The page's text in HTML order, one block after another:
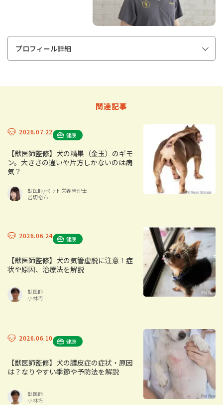
プロフィール詳細
関連記事
2026.07.22 健康
【獣医師監修】犬の精巣（金玉）のギモ
ン。大きさの違いや片方しかないのは病
気？
獣医師/ペット栄養管理士
岩切裕布
2026.06.24 健康
【獣医師監修】犬の気管虚脱に注意！症
状や原因、治療法を解説
獣医師
小林巧
2026.06.10 健康
【獣医師監修】犬の膿皮症の症状・原因
は？なりやすい季節や予防法を解説
獣医師
小林巧